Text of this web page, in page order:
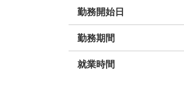
勤務開始日
勤務期間
就業時間